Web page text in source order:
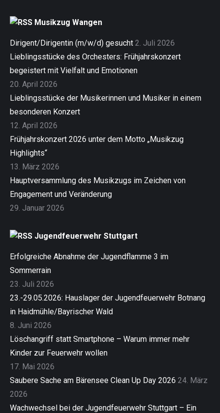
Musikzug Wangen
Dirigent/Dirigentin (m/w/d) gesucht 2. Juli 2026
Lieblingsstücke des Orchesters: Frühjahrskonzert
begeistert mit Vielfalt und Emotionen
20. April 2026
Lieblingsstücke der Musikerinnen und Musiker in einem
besonderen Konzert
12. April 2026
Frühjahrskonzert 2026 unter dem Motto „Musikzug
Highlights“
13. März 2026
Hauptversammlung des Musikzugs im Zeichen von
Engagement und Veränderung
29. Januar 2026
Jugendfeuerwehr Stuttgart
Erfolgreiche Abnahme der Jugendflamme 3 im
Sommerrain
23. Juli 2026
23.-29.05.2026: Hauslager der Jugendfeuerwehr Botnang
in Haidmühle/Bayrischer Wald
8. Juni 2026
Löschangriff statt Smartphone – Warum immer mehr
Kinder zur Feuerwehr wollen
17. Mai 2026
Saubere Sache am Bärensee Clean Up Day 2026 24. März
2026
Wachwechsel bei der Jugendfeuerwehr Stuttgart – Ein